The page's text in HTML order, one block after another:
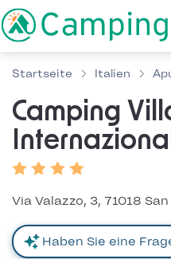
Startseite Italien
Camping
Via Valazzo, 3, 71018